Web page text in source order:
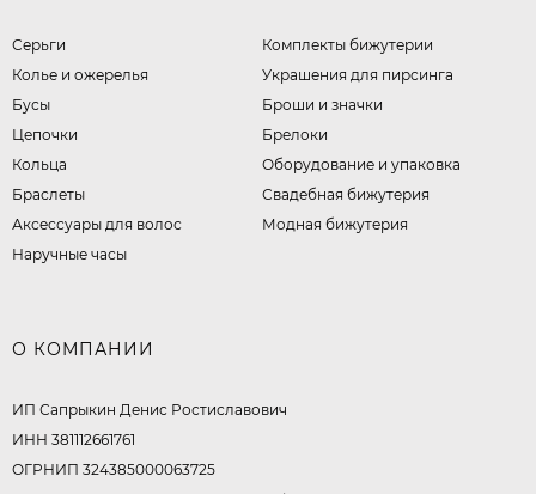
Серьги
Колье и ожерелья
Бусы
Цепочки
Кольца
Браслеты
Аксессуары для волос
Наручные часы
Комплекты бижутерии
Украшения для пирсинга
Броши и значки
Брелоки
Оборудование и упаковка
Свадебная бижутерия
Модная бижутерия
О КОМПАНИИ
ИП Сапрыкин Денис Ростиславович
ИНН 381112661761
ОГРНИП 324385000063725